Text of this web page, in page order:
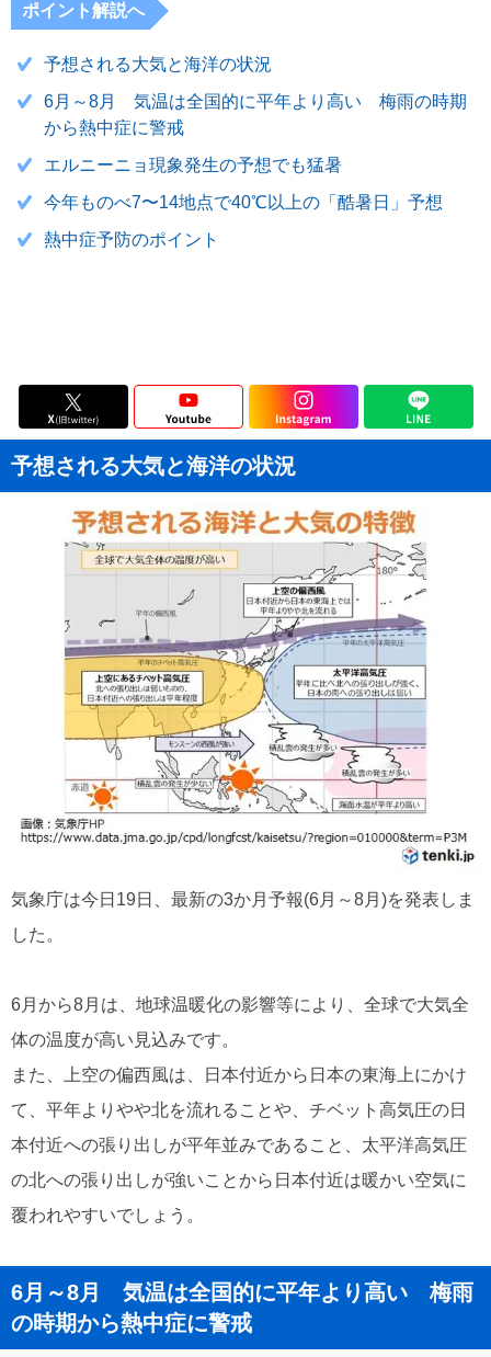
ポイント解説へ
予想される大気と海洋の状況
6月～8月 気温は全国的に平年より高い 梅雨の時期
から熱中症に警戒
エルニーニョ現象発生の予想でも猛暑
今年ものべ7〜14地点で40℃以上の「酷暑日」予想
熱中症予防のポイント
予想される大気と海洋の状況
気象庁は今日19日、最新の3か月予報(6月～8月)を発表しま
した。
6月から8月は、地球温暖化の影響等により、全球で大気全
体の温度が高い見込みです。
また、上空の偏西風は、日本付近から日本の東海上にかけ
て、平年よりやや北を流れることや、チベット高気圧の日
本付近への張り出しが平年並みであること、太平洋高気圧
の北への張り出しが強いことから日本付近は暖かい空気に
覆われやすいでしょう。
6月～8月 気温は全国的に平年より高い 梅雨
の時期から熱中症に警戒